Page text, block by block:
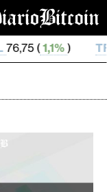
TRX0,329 757 (-